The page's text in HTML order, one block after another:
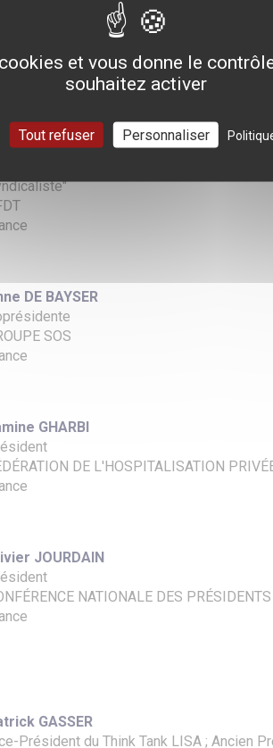
techniciens) travaillent dans les
privée : un modèle à
DE BAYSER
SOS
GHARBI
DE L'HOSPITALISATION
JOURDAIN
NATIONALE DES
GASSER
Président du Think Tank LISA ; Ancien
et vous donne le
souhaitez activer
Tout refuser Personnaliser